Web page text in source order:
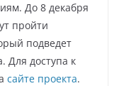
До 8 декабря
пройти
подведет
Для доступа к
сайте проекта.